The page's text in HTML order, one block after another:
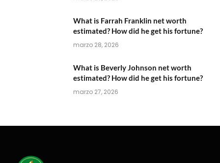
What is Farrah Franklin net worth
estimated? How did he get his fortune?
marzo 28, 2026
What is Beverly Johnson net worth
estimated? How did he get his fortune?
marzo 27, 2026